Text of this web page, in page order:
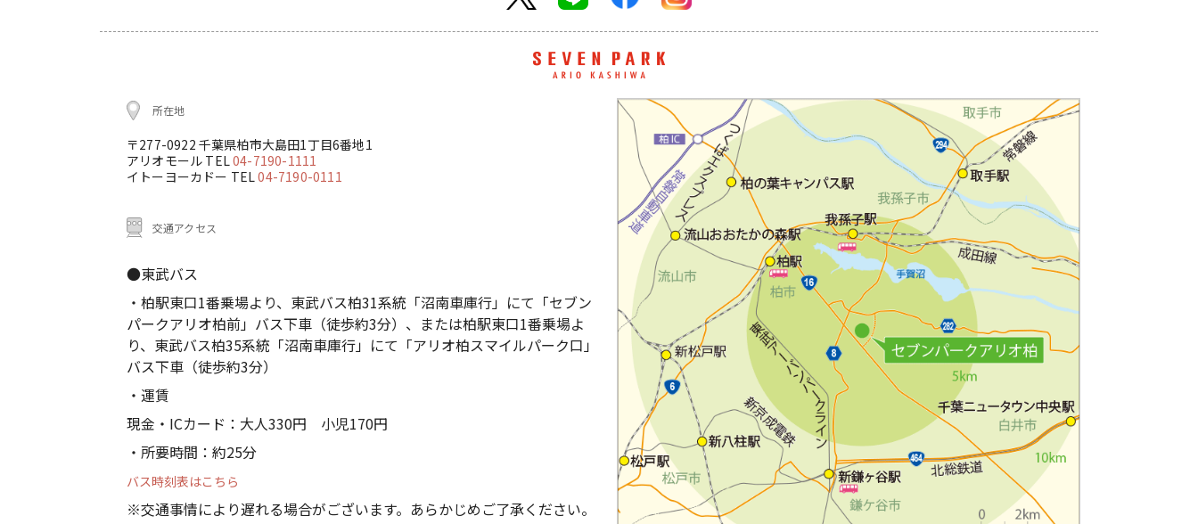
所在地
〒277-0922 千葉県柏市大島田1丁目6番地1
アリオモール TEL04-7190-1111
イトーヨーカドー TEL04-7190-0111
交通アクセス
●東武バス
・柏駅東口1番乗場より、東武バス柏31系統「沼南車庫行」にて「セブン
パークアリオ柏前」バス下車（徒歩約3分）、または柏駅東口1番乗場よ
り、東武バス柏35系統「沼南車庫行」にて「アリオ柏スマイルパーク口」
バス下車（徒歩約3分）
・運賃
現金・ICカード：大人330円 小児170円
・所要時間：約25分
バス時刻表はこちら
※交通事情により遅れる場合がございます。あらかじめご了承ください。